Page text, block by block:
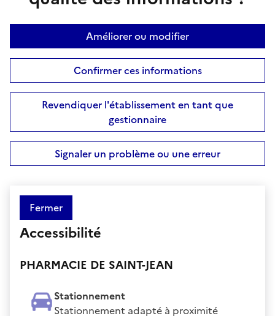
Améliorer ou modifier
Confirmer ces informations
Revendiquer l'établissement en tant que
gestionnaire
Signaler un problème ou une erreur
Fermer
Accessibilité
PHARMACIE DE SAINT-JEAN
Stationnement
Stationnement adapté à proximité